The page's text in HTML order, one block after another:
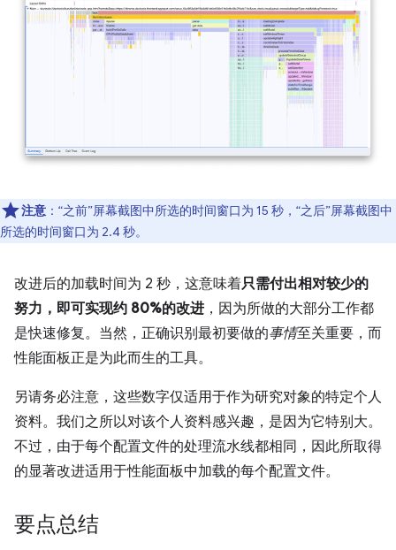
注意 ：“之前”屏幕截图中所选的时间窗口为 15 秒，“之后”屏幕截图中
所选的时间窗口为 2.4 秒。
改进后的加载时间为 2 秒，这意味着只需付出相对较少的
努力，即可实现约 80%的改进 ，因为所做的大部分工作都
是快速修复。当然，正确识别最初要做的事情至关重要，而
性能面板正是为此而生的工具。
另请务必注意，这些数字仅适用于作为研究对象的特定个人
资料。我们之所以对该个人资料感兴趣，是因为它特别大。
不过，由于每个配置文件的处理流水线都相同，因此所取得
的显著改进适用于性能面板中加载的每个配置文件。
要点总结